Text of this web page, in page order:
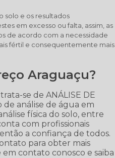
solo e os resultados
em excesso ou falta, assim, as
de acordo com a necessidade
fértil e consequentemente mais
Araguaçu?
se de ANÁLISE DE
de análise de água em
física do solo, entre
com profissionais
a confiança de todos.
para obter mais
contato conosco e saiba